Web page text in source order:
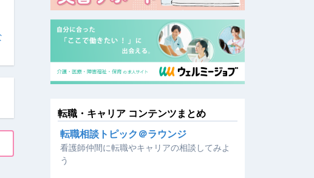
転職・キャリア コンテンツまとめ
転職相談トピック＠ラウンジ
看護師仲間に転職やキャリアの相談してみよ
う